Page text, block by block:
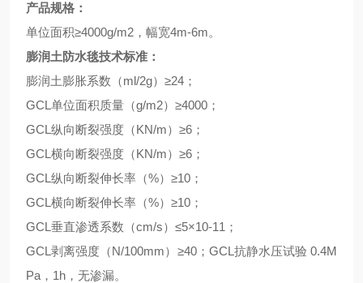
产品规格：
单位面积≥4000g/m2，幅宽4m-6m。
膨润土防水毯技术标准：
膨润土膨胀系数（ml/2g）≥24；
GCL单位面积质量（g/m2）≥4000；
GCL纵向断裂强度（KN/m）≥6；
GCL横向断裂强度（KN/m）≥6；
GCL纵向断裂伸长率（%）≥10；
GCL横向断裂伸长率（%）≥10；
GCL垂直渗透系数（cm/s）≤5×10-11；
GCL剥离强度（N/100mm）≥40；GCL抗静水压试验 0.4M
Pa，1h，无渗漏。